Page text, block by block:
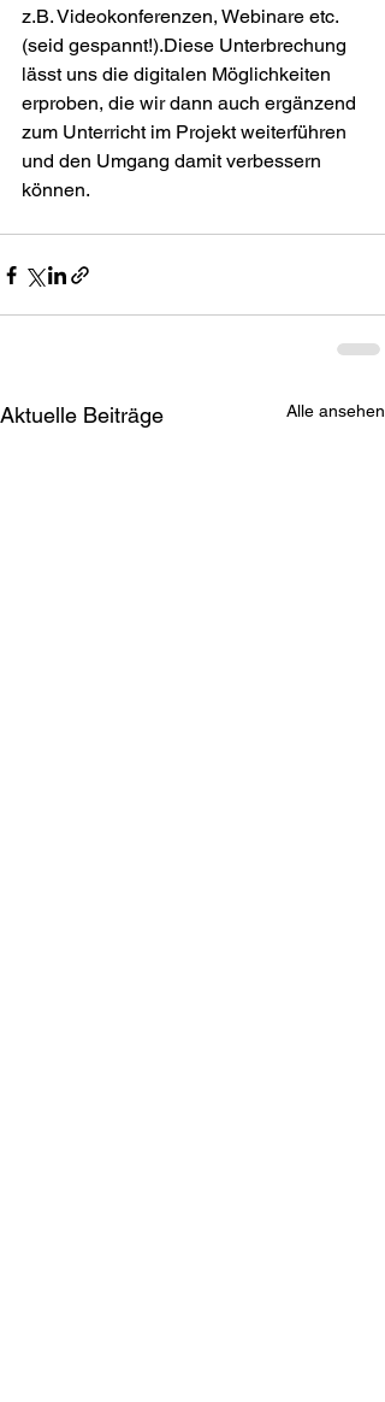
z.B. Videokonferenzen, Webinare etc.
(seid gespannt!).Diese Unterbrechung
lässt uns die digitalen Möglichkeiten
erproben, die wir dann auch ergänzend
zum Unterricht im Projekt weiterführen
und den Umgang damit verbessern
können.
Aktuelle Beiträge Alle ansehen